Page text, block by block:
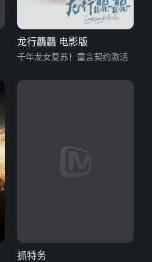
龙行龘龘 电影版
千年龙女复苏！童言契约激活
抓特务